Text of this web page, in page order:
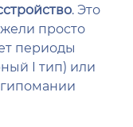
. Это
просто
периоды
I тип) или